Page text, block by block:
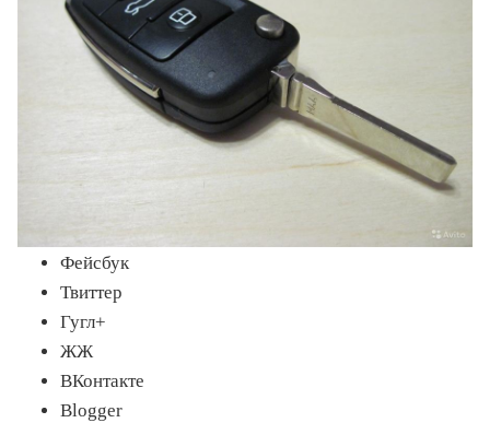
Фейсбук
Твиттер
Гугл+
ЖЖ
ВКонтакте
Blogger